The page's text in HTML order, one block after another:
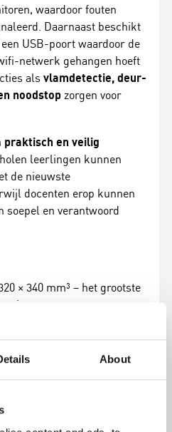
About
waardoor fouten
Daarnaast beschikt
USB-poort waardoor de
netwerk gehangen hoeft
als vlamdetectie, deur-
noodstop zorgen voor
praktisch en veilig
leerlingen kunnen
de nieuwste
docenten erop kunnen
soepel en verantwoord
× 340 mm³ – het grootste
ontwerp